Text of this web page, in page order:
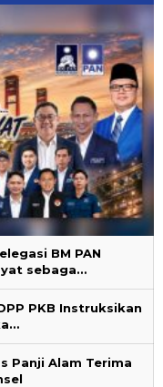
BM PAN
sebaga…
PKB Instruksikan
Panji Alam Terima